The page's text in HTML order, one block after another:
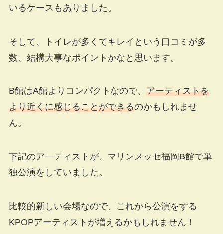
いるケースもありました。
そして、トイレが多くてキレイという口コミが多
数、結構大事なポイントかなと思います。
B館はA館よりコンパクトなので、 アーティストを
より近くに感じることができるのかもしれませ
ん。
下記のアーティストが、マリンメッセ福岡B館で単
独公演をしていました。
比較的新しい会場なので、これから公演をする
KPOPアーティストが増えるかもしれません！